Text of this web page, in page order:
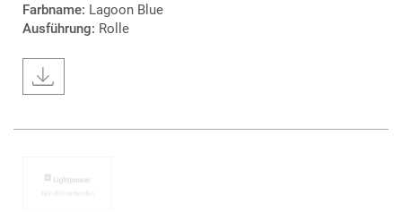
Farbname: Lagoon Blue
Ausführung: Rolle